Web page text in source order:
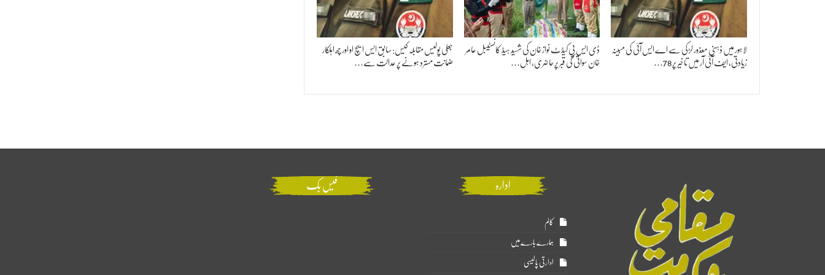
لاہور میں ذہنی معذور لڑکی سے اے ایس آئی کی مبینہ
زیادتی، ایف آئی آر میں تاخیر پر 78…
ڈی ایس پی کیڈٹ نواز خان کی شہید ہیڈ کانسٹیبل عامر
خان سواتی کی قبر پر حاضری، اہلِ…
جعلی پولیس مقابلہ کیس: سابق ایس ایچ او اور چھ اہلکار
ضمانت مسترد ہونے پر عدالت سے…
ادارہ
کالم
ہمارے بارے میں
ادارتی پالیسی
فیس بک